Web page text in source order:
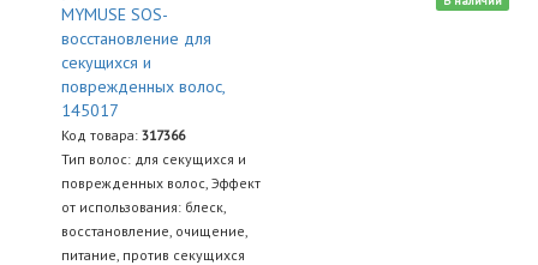
MYMUSE SOS-
восстановление для
секущихся и
поврежденных волос,
145017
Код товара: 317366
Тип волос: для секущихся и
поврежденных волос, Эффект
от использования: блеск,
восстановление, очищение,
питание, против секущихся